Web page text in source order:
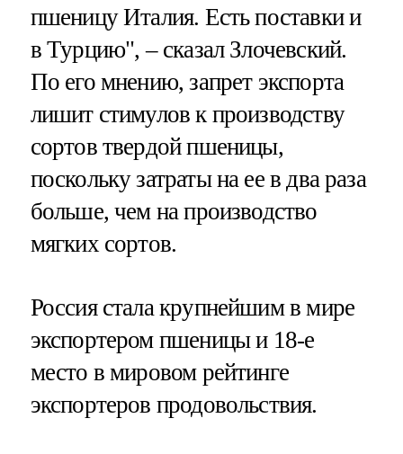
пшеницу Италия. Есть поставки и
в Турцию", – сказал Злочевский.
По его мнению, запрет экспорта
лишит стимулов к производству
сортов твердой пшеницы,
поскольку затраты на ее в два раза
больше, чем на производство
мягких сортов.
Россия стала крупнейшим в мире
экспортером пшеницы и 18-е
место в мировом рейтинге
экспортеров продовольствия.